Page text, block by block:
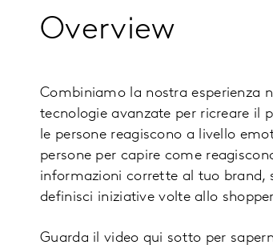
Overview
Combiniamo la nostra esperienza
tecnologie avanzate per ricreare il
le persone reagiscono a livello
persone per capire come
informazioni corrette al tuo brand,
definisci iniziative volte allo
Guarda il video qui sotto per